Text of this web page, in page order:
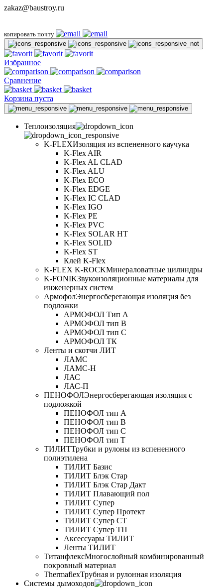
zakaz@baustroy.ru
копировать почту
Избранное
Сравнение
Корзина пуста
Теплоизоляция
K-FLEXИзоляция из вспененного каучука
K-Flex AIR
K-Flex AL CLAD
K-Flex ALU
K-Flex ECO
K-Flex EDGE
K-Flex IC CLAD
K-Flex IGO
K-Flex PE
K-Flex PVC
K-Flex SOLAR HT
K-Flex SOLID
K-Flex ST
Клей K-Flex
K-FLEX K-ROCKМинераловатные цилиндры
K-FONIKЗвукоизоляционные материалы для
инженерных систем
АрмофолЭнергосберегающая изоляция без
подложки
АРМОФОЛ Тип А
АРМОФОЛ тип В
АРМОФОЛ тип C
АРМОФОЛ ТК
Ленты и скотчи ЛИТ
ЛАМС
ЛАМС-Н
ЛАС
ЛАС-П
ПЕНОФОЛЭнергосберегающая изоляция с
подложкой
ПЕНОФОЛ тип А
ПЕНОФОЛ тип B
ПЕНОФОЛ тип C
ПЕНОФОЛ тип T
ТИЛИТТрубки и рулоны из вспененного
полиэтилена
ТИЛИТ Базис
ТИЛИТ Блэк Стар
ТИЛИТ Блэк Стар Дакт
ТИЛИТ Плавающий пол
ТИЛИТ Супер
ТИЛИТ Супер Протект
ТИЛИТ Супер СТ
ТИЛИТ Супер ТП
Аксессуары ТИЛИТ
Ленты ТИЛИТ
ТитанфлексМногослойный комбинированный
покровный материал
ThermaflexТрубная и рулонная изоляция
Cистемы дымоходов